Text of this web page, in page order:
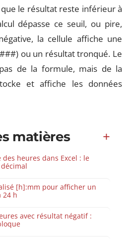
le résultat reste inférieur à
dépasse ce seuil, ou pire,
la cellule affiche une
ou un résultat tronqué. Le
de la formule, mais de la
et affiche les données
matières
heures dans Excel : le
[h]:mm pour afficher un
24 h
avec résultat négatif :